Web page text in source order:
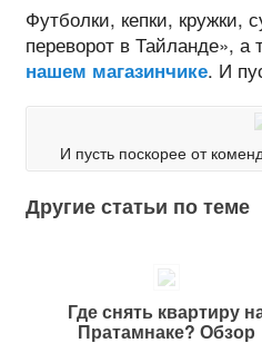
Футболки, кепки, кружки,
переворот в Тайланде»,
нашем магазинчике. И
И пусть поскорее от
Другие статьи по теме
Где снять квартиру
Пратамнаке? Обзор